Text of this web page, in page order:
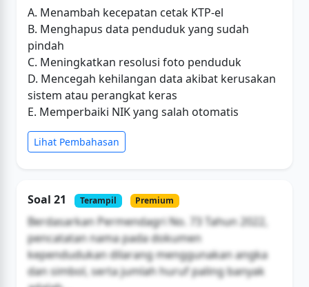
A. Menambah kecepatan cetak KTP-el
B. Menghapus data penduduk yang sudah
pindah
C. Meningkatkan resolusi foto penduduk
D. Mencegah kehilangan data akibat kerusakan
sistem atau perangkat keras
E. Memperbaiki NIK yang salah otomatis
Lihat Pembahasan
Soal 21 Terampil Premium
Berdasarkan Permendagri No. 73 Tahun 2022,
pencatatan nama pada dokumen
kependudukan dilarang menggunakan angka
dan simbol, serta jumlah huruf paling banyak